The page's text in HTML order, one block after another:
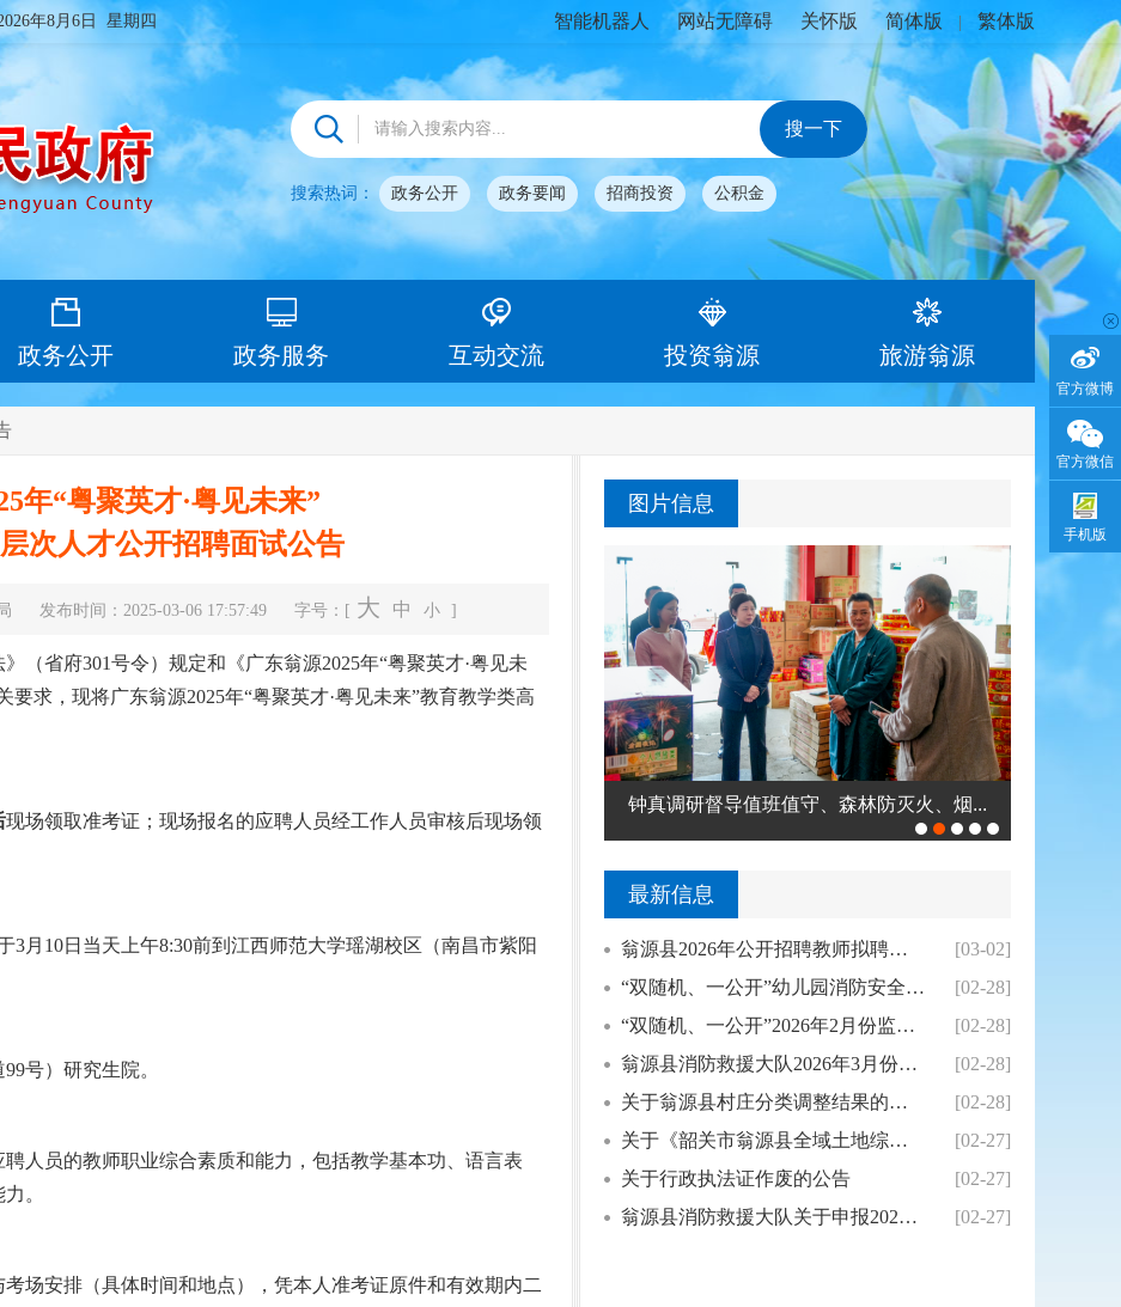
官方微博
官方微信
手机版
年8月6日 星期四 智能机器人 网站无障碍 关怀版 简体版 繁体版
搜索热词： 政务公开 政务要闻 招商投资 公积金
政务公开 政务服务 互动交流 投资翁源 旅游翁源
年“粤聚英才·粤见未来”
次人才公开招聘面试公告
发布时间：2025-03-06 17:57:49 字号：[ 大 中 小 ]
省府301号令）规定和《广东翁源2025年“粤聚英才·粤见未
求，现将广东翁源2025年“粤聚英才·粤见未来”教育教学类高
现场领取准考证；现场报名的应聘人员经工作人员审核后现场领
10日当天上午8:30前到江西师范大学瑶湖校区（南昌市紫阳
号）研究生院。
员的教师职业综合素质和能力，包括教学基本功、语言表
。
安排（具体时间和地点），凭本人准考证原件和有效期内二
图片信息
钟真调研督导值班值守、森林防灭火、烟...
最新信息
翁源县2026年公开招聘教师拟聘用人员公示（...
[03-02]
“双随机、一公开”幼儿园消防安全专项整治2月...
[02-28]
“双随机、一公开”2026年2月份监督抽查结...
[02-28]
翁源县消防救援大队2026年3月份县级“双随...
[02-28]
关于翁源县村庄分类调整结果的公示
[02-28]
关于《韶关市翁源县全域土地综合整治实施方案（...
[02-27]
关于行政执法证作废的公告
[02-27]
翁源县消防救援大队关于申报2026年度消防安...
[02-27]